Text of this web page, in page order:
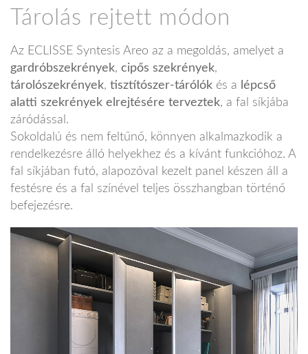
Tárolás rejtett módon
Az ECLISSE Syntesis Areo az a megoldás, amelyet a
gardróbszekrények, cipős szekrények,
tárolószekrények, tisztítószer-tárólók és a lépcső
alatti szekrények elrejtésére terveztek, a fal síkjába
záródással.
Sokoldalú és nem feltűnő, könnyen alkalmazkodik a
rendelkezésre álló helyekhez és a kívánt funkcióhoz. A
fal síkjában futó, alapozóval kezelt panel készen áll a
festésre és a fal színével teljes összhangban történő
befejezésre.